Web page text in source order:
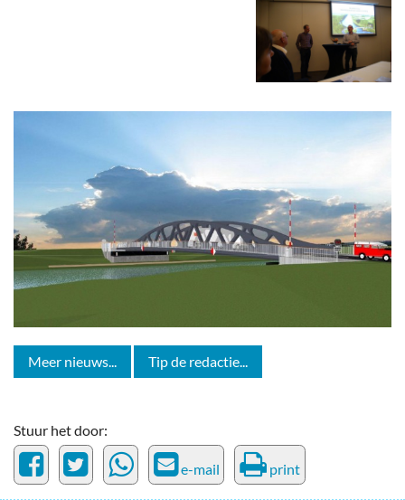
Meer nieuws... Tip de redactie...
Stuur het door:
e-mail print